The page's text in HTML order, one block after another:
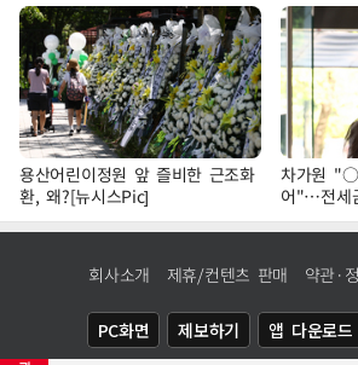
용산어린이정원 앞 즐비한 근조화
환, 왜?[뉴시스Pic]
차가원
어"…전세
파장
회사소개 제휴/컨텐츠 판매 약관·
PC화면 제보하기 앱 다운로드